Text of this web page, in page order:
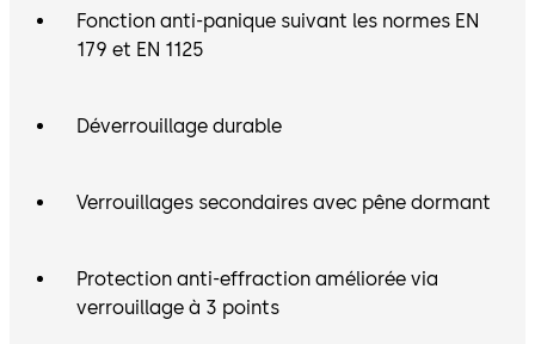
Fonction anti-panique suivant les normes EN
179 et EN 1125
Déverrouillage durable
Verrouillages secondaires avec pêne dormant
Protection anti-effraction améliorée via
verrouillage à 3 points